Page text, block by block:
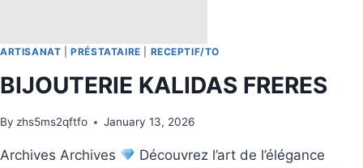
ARTISANAT |PRÉSTATAIRE RECEPTIF/TO
BIJOUTERIE KALIDAS FRERES
By zhs5ms2qftfo January 13, 2026
Archives Archives
Découvrez l’art de l’élégance